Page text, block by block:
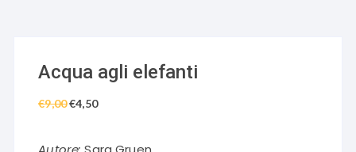
Acqua agli elefanti
€9,00Il
€4,50Il